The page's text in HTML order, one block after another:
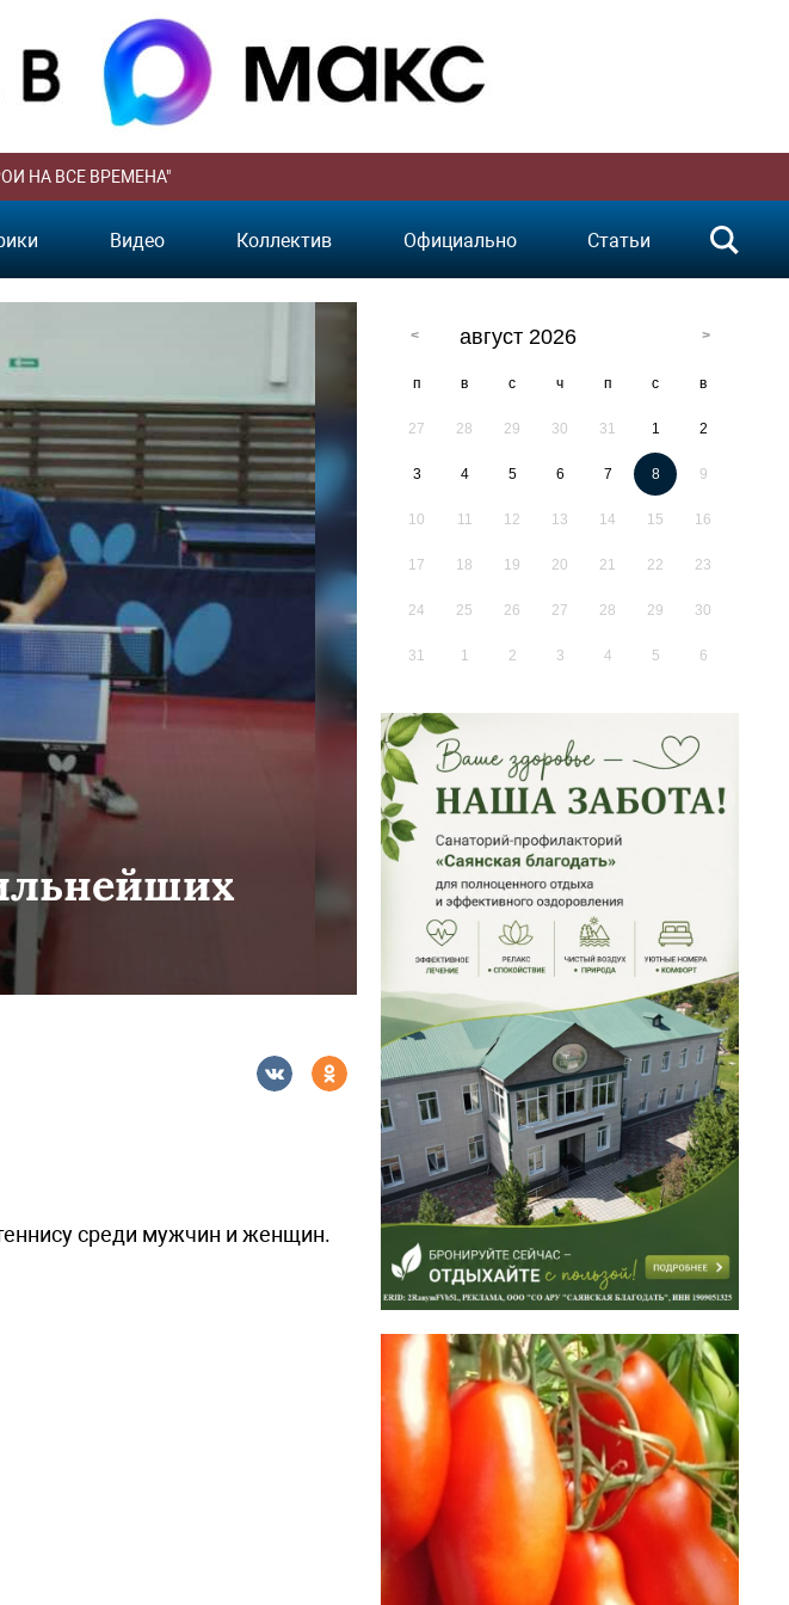
НА ВСЕ ВРЕМЕНА"
Видео Коллектив Официально Статьи
среди мужчин и женщин.
август 2026
п в с ч п с в
27 28 29 30 31 1 2
3 4 5 6 7 8 9
10 11 12 13 14 15 16
17 18 19 20 21 22 23
24 25 26 27 28 29 30
31 1 2 3 4 5 6